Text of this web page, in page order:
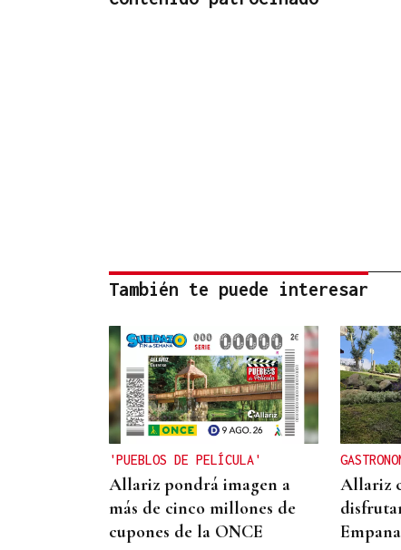
También te puede interesar
'PUEBLOS DE PELÍCULA'
Allariz pondrá imagen a
más de cinco millones de
cupones de la ONCE
Allariz